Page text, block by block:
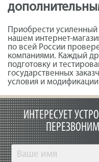
Приобрести усиленный
нашем интернет-
по всей России
компаниями. Каждый
подготовку и
государственных
условия и
ИНТЕРЕСУЕТ